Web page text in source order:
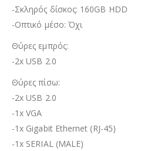
-Σκληρός δίσκος: 160GB HDD
-Οπτικό μέσο: Όχι
Θύρες εμπρός:
-2x USB 2.0
Θύρες πίσω:
-2x USB 2.0
-1x VGA
-1x Gigabit Ethernet (RJ-45)
-1x SERIAL (MALE)